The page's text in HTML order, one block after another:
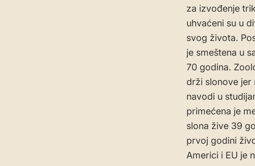
za izvođenje
uhvaćeni su u
svog života.
je smeštena u
70 godina.
drži slonove jer
navodi u
primećena je
slona žive 39
prvoj godini
Americi i EU je